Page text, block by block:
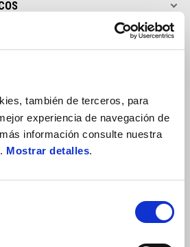
también de terceros, para
experiencia de navegación de
información consulte nuestra
Mostrar detalles.